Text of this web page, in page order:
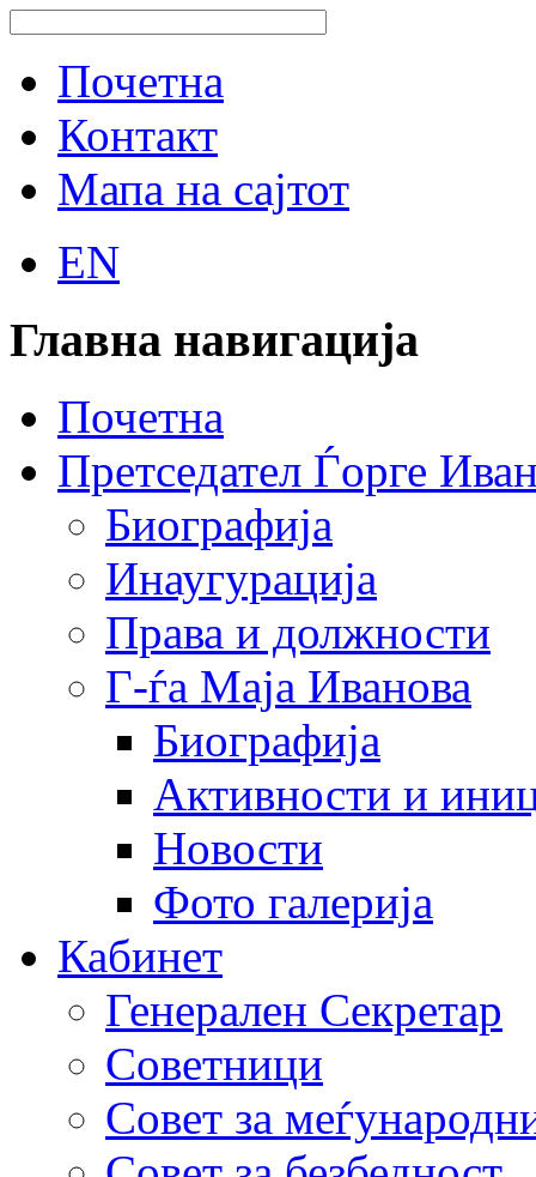
Почетна
Контакт
Мапа на сајтот
EN
Главна навигација
Почетна
Претседател Ѓорге
Биографија
Инаугурација
Права и должности
Г-ѓа Маја Иванова
Биографија
Активности и
Новости
Фото галерија
Кабинет
Генерален Секретар
Советници
Совет за